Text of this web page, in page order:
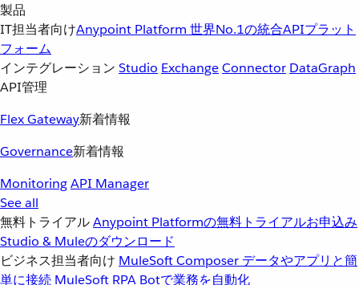
製品
IT担当者向けAnypoint Platform 世界No.1の統合APIプラット
フォーム
インテグレーション Studio ExchangeConnector DataGraph
API管理
Flex Gateway新着情報
Governance新着情報
MonitoringAPI Manager
See all
無料トライアルAnypoint Platformの無料トライアルお申込み
Studio & Muleのダウンロード
ビジネス担当者向け MuleSoft Composer データやアプリと簡
単に接続 MuleSoft RPA Botで業務を自動化